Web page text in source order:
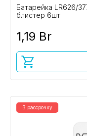
Батарейка LR626/
блистер 6шт
1,19 Br
В рассрочку